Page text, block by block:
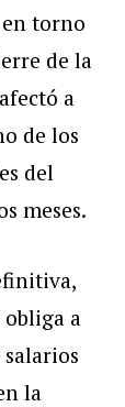
torno
de la
a
de los
del
meses.
a
la